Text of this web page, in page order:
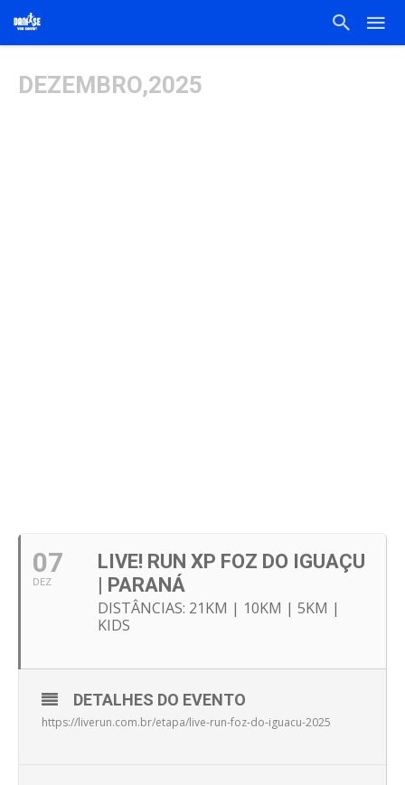
DEZEMBRO,2025
07
DEZ
LIVE! RUN XP FOZ DO IGUAÇU
| PARANÁ
DISTÂNCIAS: 21KM | 10KM | 5KM |
KIDS
DETALHES DO EVENTO
https://liverun.com.br/etapa/live-run-foz-do-iguacu-2025